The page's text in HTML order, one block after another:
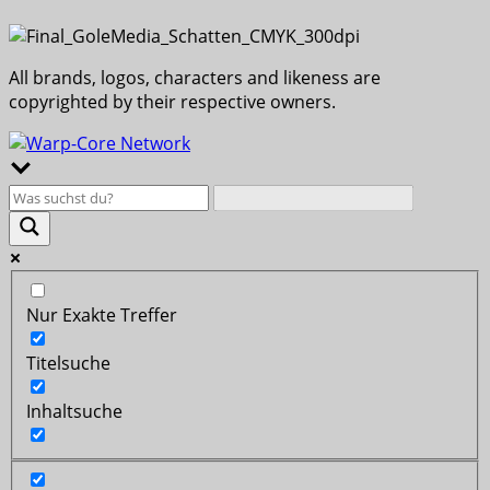
All brands, logos, characters and likeness are
copyrighted by their respective owners.
Nur Exakte Treffer
Titelsuche
Inhaltsuche